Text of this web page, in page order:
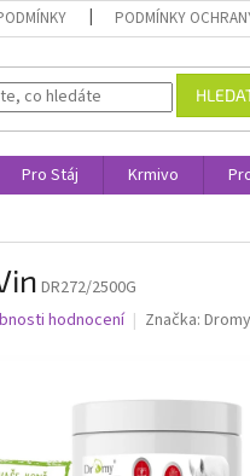
PODMÍNKY
Pro Stáj Krmivo
DR272/2500G
hodnocení Značka: Dromy